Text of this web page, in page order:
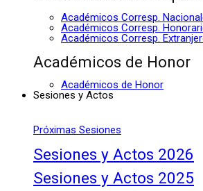
Académicos Corresp.
Académicos Corresp.
Académicos Corresp.
Académicos de Honor
Académicos de Honor
Sesiones y Actos
Próximas Sesiones
Sesiones y Actos 2026
Sesiones y Actos 2025